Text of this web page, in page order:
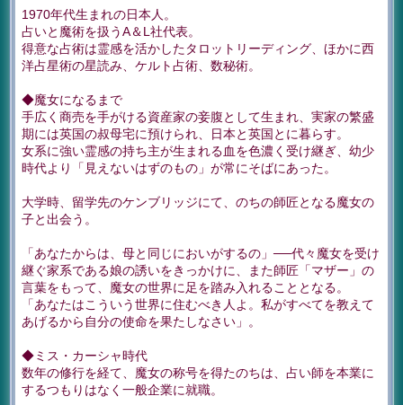
1970年代生まれの日本人。
占いと魔術を扱うA＆L社代表。
得意な占術は霊感を活かしたタロットリーディング、ほかに西
洋占星術の星読み、ケルト占術、数秘術。
◆魔女になるまで
手広く商売を手がける資産家の妾腹として生まれ、実家の繁盛
期には英国の叔母宅に預けられ、日本と英国とに暮らす。
女系に強い霊感の持ち主が生まれる血を色濃く受け継ぎ、幼少
時代より「見えないはずのもの」が常にそばにあった。
大学時、留学先のケンブリッジにて、のちの師匠となる魔女の
子と出会う。
「あなたからは、母と同じにおいがするの」──代々魔女を受け
継ぐ家系である娘の誘いをきっかけに、また師匠「マザー」の
言葉をもって、魔女の世界に足を踏み入れることとなる。
「あなたはこういう世界に住むべき人よ。私がすべてを教えて
あげるから自分の使命を果たしなさい」。
◆ミス・カーシャ時代
数年の修行を経て、魔女の称号を得たのちは、占い師を本業に
するつもりはなく一般企業に就職。